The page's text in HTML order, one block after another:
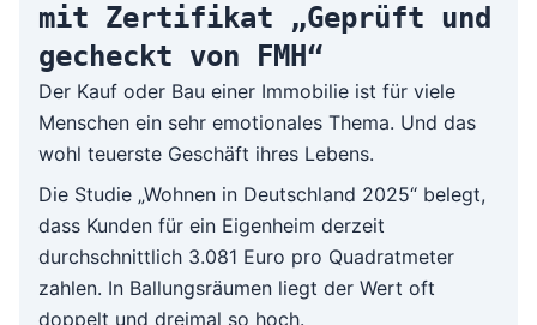
mit Zertifikat „Geprüft und
gecheckt von FMH“
Der Kauf oder Bau einer Immobilie ist für viele
Menschen ein sehr emotionales Thema. Und das
wohl teuerste Geschäft ihres Lebens.
Die Studie „Wohnen in Deutschland 2025“ belegt,
dass Kunden für ein Eigenheim derzeit
durchschnittlich 3.081 Euro pro Quadratmeter
zahlen. In Ballungsräumen liegt der Wert oft
doppelt und dreimal so hoch.